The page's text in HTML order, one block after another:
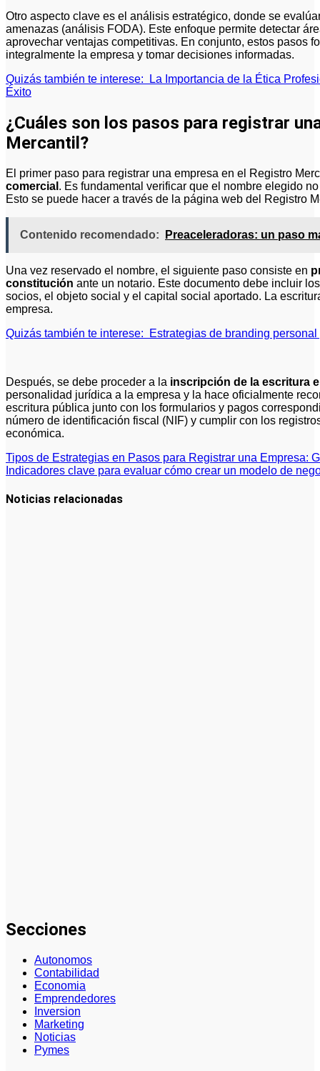
Otro aspecto clave es el análisis estratégico, donde se
amenazas (análisis FODA). Este enfoque permite detectar
aprovechar ventajas competitivas. En conjunto, estos pasos
integralmente la empresa y tomar decisiones informadas.
Quizás también te interese:
La Importancia de la Ética
Éxito
¿Cuáles son los pasos para registrar
Mercantil?
El primer paso para registrar una empresa en el Registro
comercial . Es fundamental verificar que el nombre elegido
Esto se puede hacer a través de la página web del Registro
Contenido recomendado: Preaceleradoras: un paso
Una vez reservado el nombre, el siguiente paso consiste en
constitución ante un notario. Este documento debe incluir
socios, el objeto social y el capital social aportado. La
empresa.
Quizás también te interese:
Estrategias de branding
Después, se debe proceder a la inscripción de la escritura
personalidad jurídica a la empresa y la hace oficialmente
escritura pública junto con los formularios y pagos
número de identificación fiscal (NIF) y cumplir con los
económica.
Navegación
de
entradas
Tipos de Estrategias en Pasos para Registrar una Empresa:
Indicadores clave para evaluar cómo crear un modelo de
Noticias relacionadas
Secciones
Autonomos
Contabilidad
Economia
Emprendedores
Inversion
Marketing
Noticias
Pymes